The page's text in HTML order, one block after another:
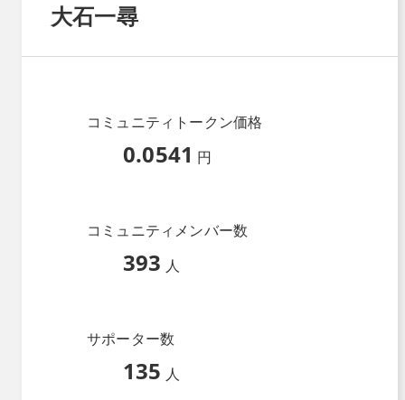
大石一尋
コミュニティトークン価格
0.0541 円
コミュニティメンバー数
393 人
サポーター数
135 人